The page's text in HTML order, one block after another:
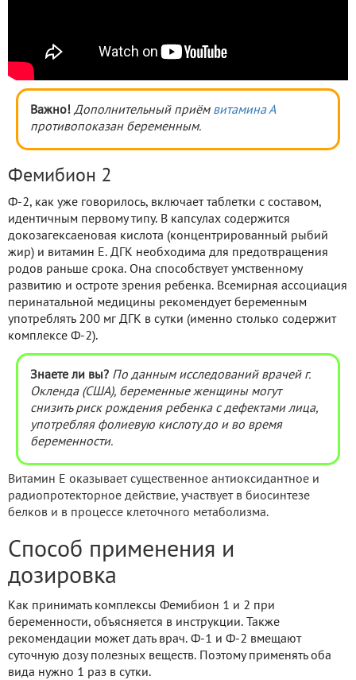
Важно! Дополнительный приём витамина А
противопоказан беременным.
Фемибион 2
Ф-2, как уже говорилось, включает таблетки с составом,
идентичным первому типу. В капсулах содержится
докозагексаеновая кислота (концентрированный рыбий
жир) и витамин E. ДГК необходима для предотвращения
родов раньше срока. Она способствует умственному
развитию и остроте зрения ребенка. Всемирная ассоциация
перинатальной медицины рекомендует беременным
употреблять 200 мг ДГК в сутки (именно столько содержит
комплексе Ф-2).
Знаете ли вы? По данным исследований врачей г.
Окленда (США), беременные женщины могут
снизить риск рождения ребенка с дефектами лица,
употребляя фолиевую кислоту до и во время
беременности.
Витамин Е оказывает существенное антиоксидантное и
радиопротекторное действие, участвует в биосинтезе
белков и в процессе клеточного метаболизма.
Способ применения и
дозировка
Как принимать комплексы Фемибион 1 и 2 при
беременности, объясняется в инструкции. Также
рекомендации может дать врач. Ф-1 и Ф-2 вмещают
суточную дозу полезных веществ. Поэтому применять оба
вида нужно 1 раз в сутки.